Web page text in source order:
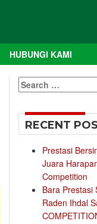
HUBUNGI KAMI
Search
for:
RECENT
Prestasi
Juara
Competition
Bara Prestasi
Raden Ihdal